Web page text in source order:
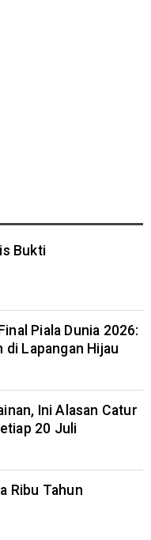
Bukti
Piala Dunia 2026:
di Lapangan Hijau
Ini Alasan Catur
20 Juli
Ribu Tahun